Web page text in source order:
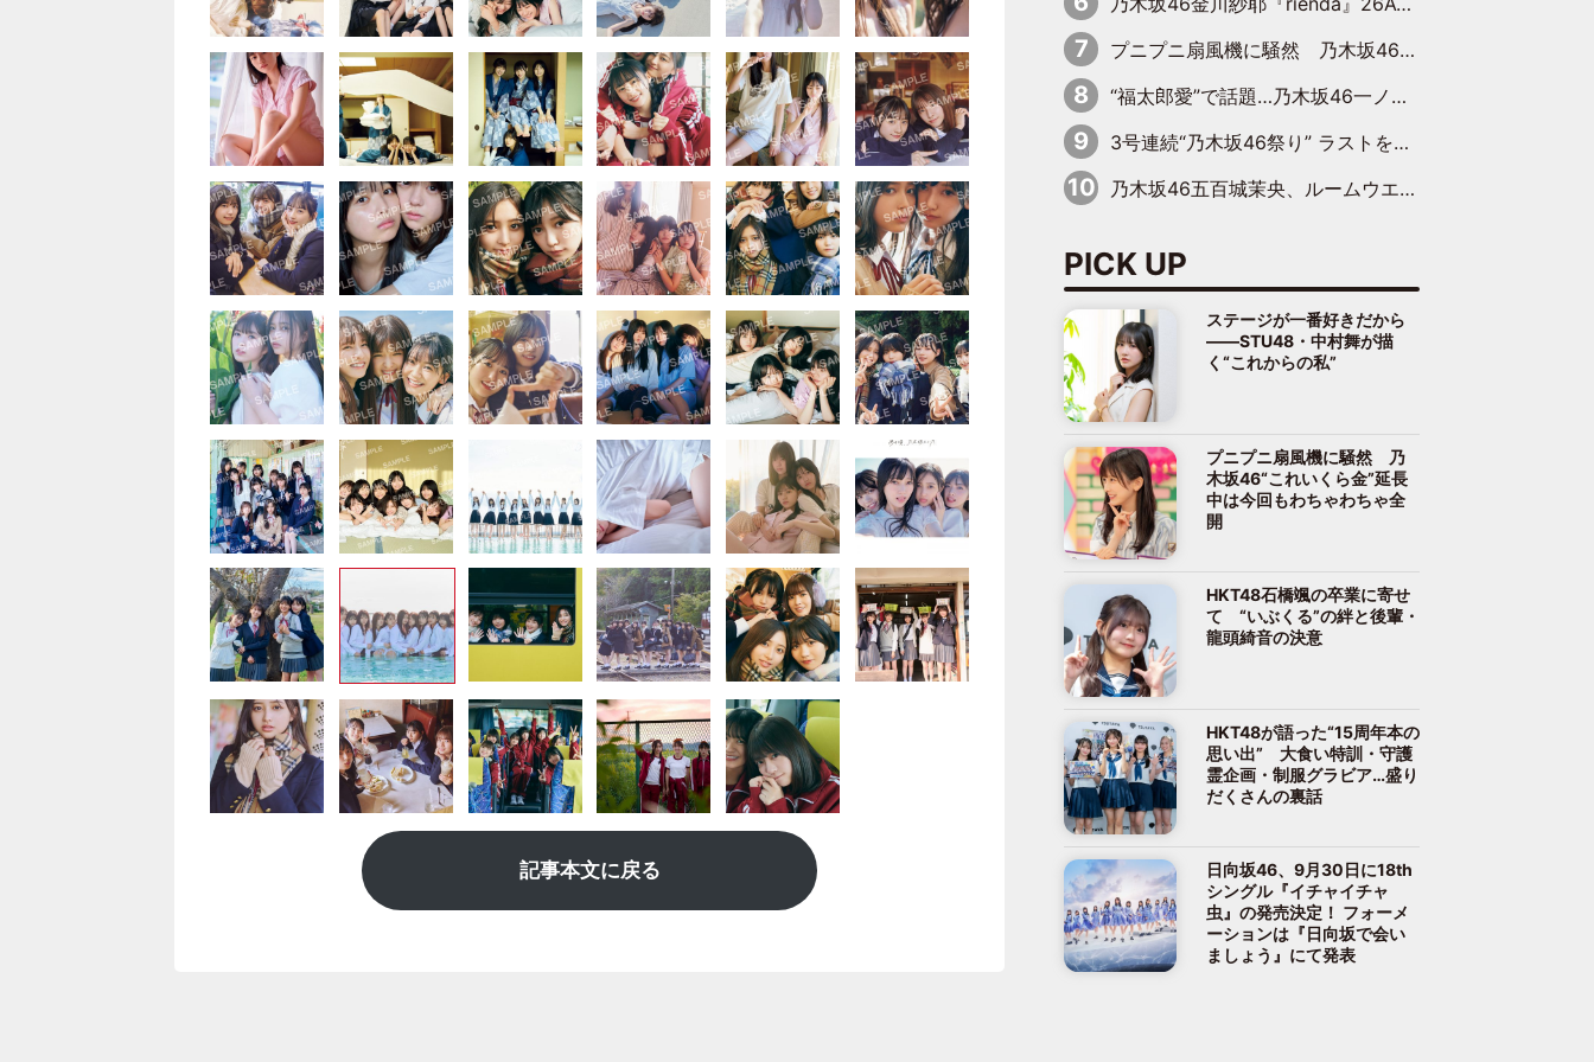
記事本文に戻る
プニプニ扇風機に騒然 乃木坂46“これいくら金”延長中は今回もわちゃわちゃ全開
“福太郎愛”で話題…乃木坂46一ノ瀬美空、地元福岡『めんべい25周年トップサポーター』に就任
3号連続“乃木坂46祭り” ラストを飾るのは賀喜遥香…5年ぶりの登場に「5年分大人になった私を見ていただけたら」
乃木坂46五百城茉央、ルームウエアでリラックス「今回のグラビアを見て成長を感じていただけるとうれしい」
PICK UP
ステージが一番好きだから
――STU48・中村舞が描
く“これからの私”
プニプニ扇風機に騒然 乃
木坂46“これいくら金”延長
中は今回もわちゃわちゃ全
開
HKT48石橋颯の卒業に寄せ
て “いぶくる”の絆と後輩・
龍頭綺音の決意
HKT48が語った“15周年本の
思い出” 大食い特訓・守護
霊企画・制服グラビア…盛り
だくさんの裏話
日向坂46、9月30日に18th
シングル『イチャイチャ
虫』の発売決定！ フォーメ
ーションは『日向坂で会い
ましょう』にて発表